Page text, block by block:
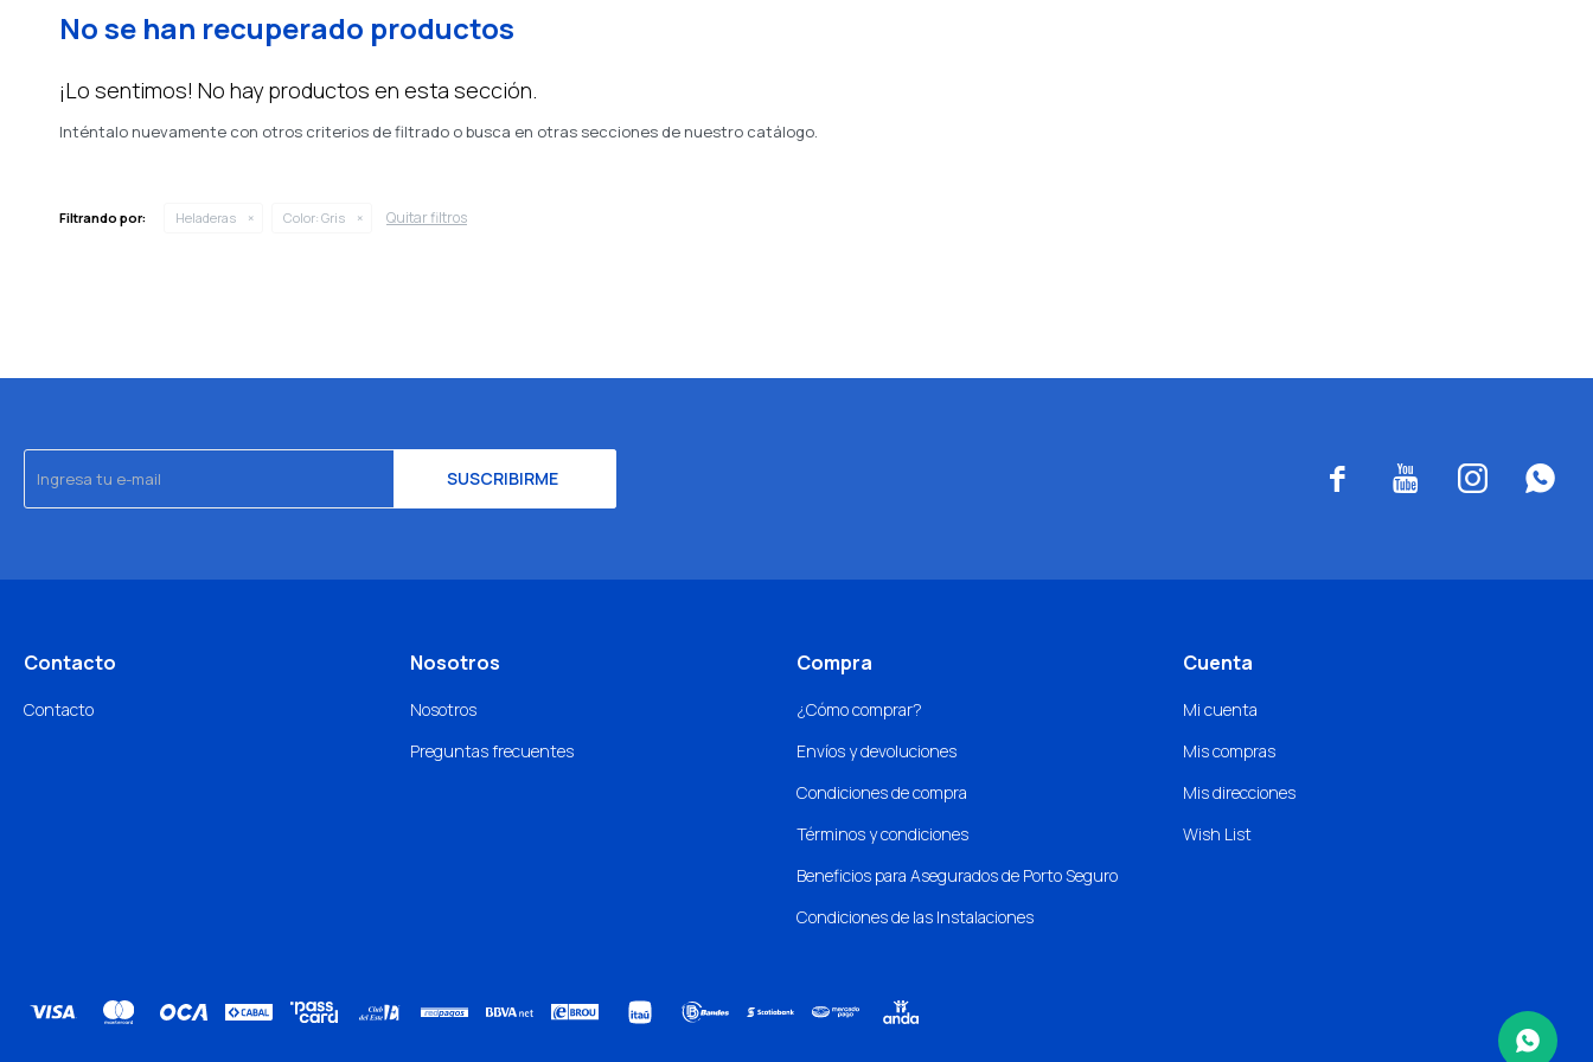
No se han recuperado productos
¡Lo sentimos! No hay productos en esta sección.
Inténtalo nuevamente con otros criterios de filtrado o busca en otras secciones de nuestro catálogo.
Filtrando por: Heladeras Color: Gris Quitar filtros
SUSCRIBIRME    
Contacto
Contacto
Nosotros
Nosotros
Preguntas frecuentes
Compra
¿Cómo comprar?
Envíos y devoluciones
Condiciones de compra
Términos y condiciones
Beneficios para Asegurados de Porto Seguro
Condiciones de las Instalaciones
Cuenta
Mi cuenta
Mis compras
Mis direcciones
Wish List